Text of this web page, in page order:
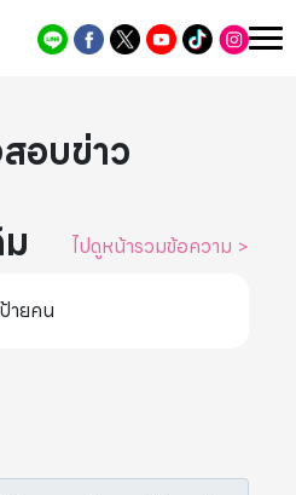
อบข่าว
ไปดูหน้ารวมข้อความ >
ายคน